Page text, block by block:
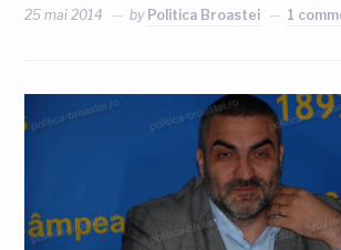
25 mai 2014 by Politica Broastei 1